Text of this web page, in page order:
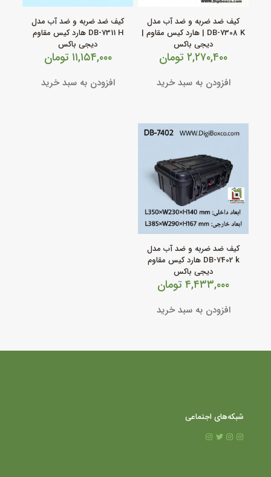
کیف ضد ضربه و ضد آب مدل
DB‑7308 K | هارد کیس مقاوم |
دیجی باکس
۲,۲۷۰,۴۰۰ تومان
افزودن به سبد خرید
کیف ضد ضربه و ضد آب مدل
DB‑7311 H هارد کیس مقاوم
دیجی باکس
۱۱,۱۵۴,۰۰۰ تومان
افزودن به سبد خرید
کیف ضد ضربه و ضد آب مدل
DB‑7402 k هارد کیس مقاوم
دیجی باکس
۴,۴۳۳,۰۰۰ تومان
افزودن به سبد خرید
شبکه‌های اجتماعی